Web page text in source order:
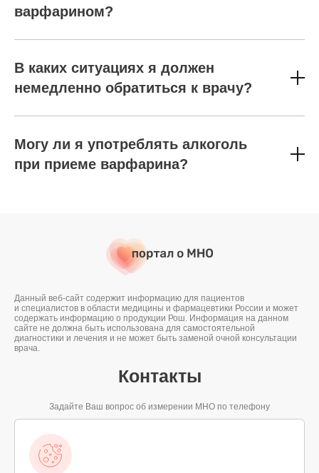
варфарином?
В каких ситуациях я должен
немедленно обратиться к врачу?
Могу ли я употреблять алкоголь
при приеме варфарина?
Данный веб-сайт содержит информацию для пациентов
и специалистов в области медицины и фармацевтики России и может
содержать информацию о продукции Рош. Информация на данном
сайте не должна быть использована для самостоятельной
диагностики и лечения и не может быть заменой очной консультации
врача.
Контакты
Задайте Ваш вопрос об измерении МНО по телефону